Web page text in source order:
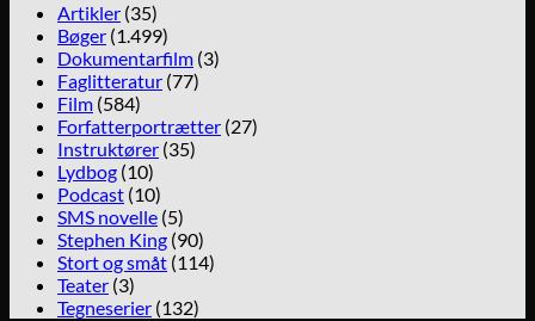
Artikler (35)
Bøger (1.499)
Dokumentarfilm (3)
Faglitteratur (77)
Film (584)
Forfatterportrætter (27)
Instruktører (35)
Lydbog (10)
Podcast (10)
SMS novelle (5)
Stephen King (90)
Stort og småt (114)
Teater (3)
Tegneserier (132)